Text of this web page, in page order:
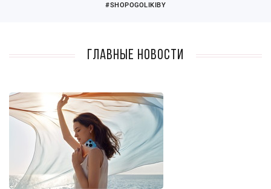
#SHOPOGOLIKIBY
Главные новости